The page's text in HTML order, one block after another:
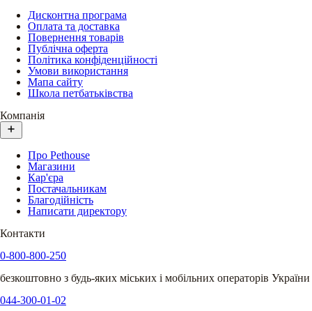
Дисконтна програма
Оплата та доставка
Повернення товарів
Публічна оферта
Політика конфіденційності
Умови використання
Мапа сайту
Школа петбатьківства
Компанія
Про Pethouse
Магазини
Кар'єра
Постачальникам
Благодійність
Написати директору
Контакти
0-800-800-250
безкоштовно з будь-яких міських і мобільних операторів України
044-300-01-02